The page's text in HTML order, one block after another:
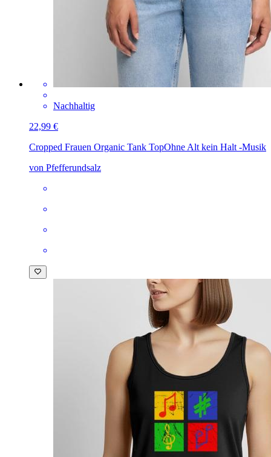
Nachhaltig
22,99 €
Cropped Frauen Organic Tank TopOhne Alt kein Halt -Musik
von Pfefferundsalz